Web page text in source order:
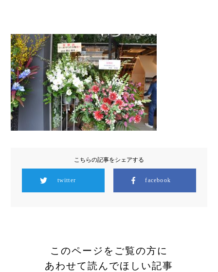
こちらの記事をシェアする
twitter facebook
このページをご覧の方に
あわせて読んでほしい記事